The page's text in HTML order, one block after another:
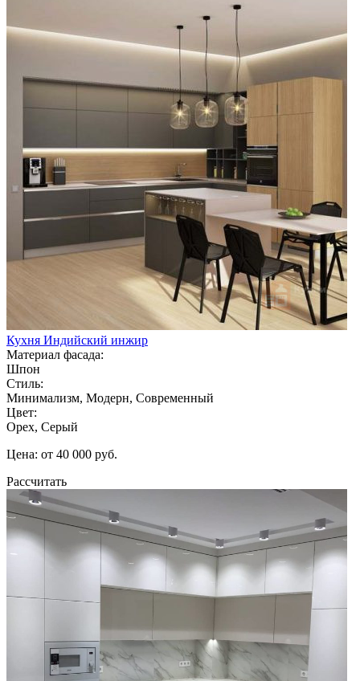
Кухня Индийский инжир
Материал фасада:
Шпон
Стиль:
Минимализм, Модерн, Современный
Цвет:
Орех, Серый
Цена: от 40 000 руб.
Рассчитать